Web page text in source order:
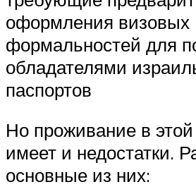
оформления визовых
формальностей для
обладателями
паспортов
Но проживание в
имеет и недостатки.
основные из них: